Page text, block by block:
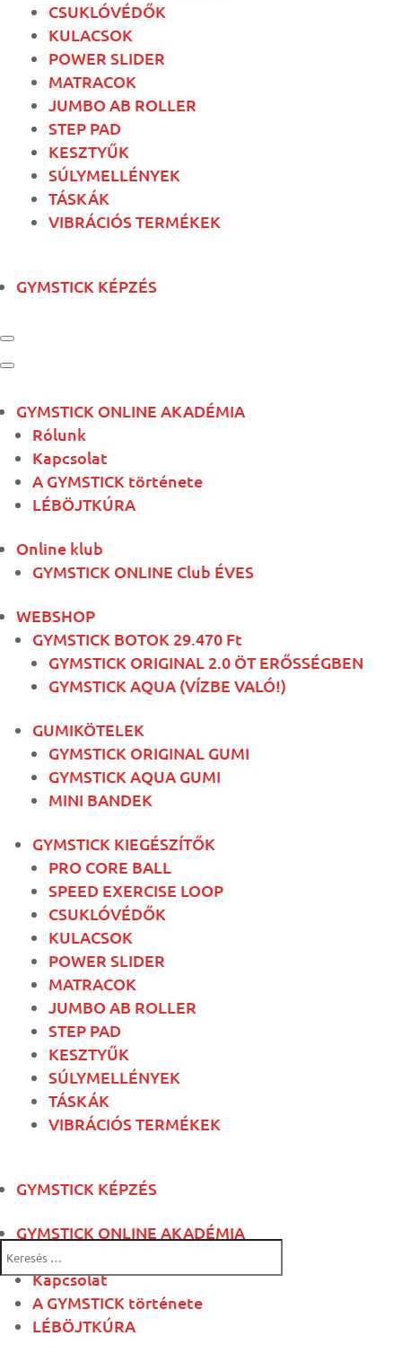
CSUKLÓVÉDŐK
KULACSOK
POWER SLIDER
MATRACOK
JUMBO AB ROLLER
STEP PAD
KESZTYŰK
SÚLYMELLÉNYEK
TÁSKÁK
VIBRÁCIÓS TERMÉKEK
GYMSTICK KÉPZÉS
GYMSTICK ONLINE AKADÉMIA
Rólunk
Kapcsolat
A GYMSTICK története
LÉBÖJTKÚRA
Online klub
GYMSTICK ONLINE Club ÉVES
WEBSHOP
GYMSTICK BOTOK 29.470 Ft
GYMSTICK ORIGINAL 2.0 ÖT ERŐSSÉGBEN
GYMSTICK AQUA (VÍZBE VALÓ!)
GUMIKÖTELEK
GYMSTICK ORIGINAL GUMI
GYMSTICK AQUA GUMI
MINI BANDEK
GYMSTICK KIEGÉSZÍTŐK
PRO CORE BALL
SPEED EXERCISE LOOP
CSUKLÓVÉDŐK
KULACSOK
POWER SLIDER
MATRACOK
JUMBO AB ROLLER
STEP PAD
KESZTYŰK
SÚLYMELLÉNYEK
TÁSKÁK
VIBRÁCIÓS TERMÉKEK
GYMSTICK KÉPZÉS
GYMSTICK ONLINE AKADÉMIA
Rólunk
Kapcsolat
A GYMSTICK története
LÉBÖJTKÚRA